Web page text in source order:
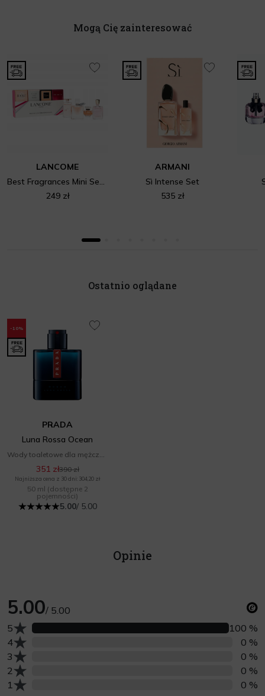
Mogą Cię zainteresować
LANCOME
Best Fragrances Mini Set 4
249 zł
ARMANI
Sì Intense Set
535 zł
Ostatnio oglądane
-10%
PRADA
Luna Rossa Ocean
351 zł390 zł
Najniższa cena z 30 dni: 304,20 zł
50 ml (dostępne 2
pojemności)
5.00/ 5.00
Opinie
5.00/ 5.00
Liczba opinii z oceną
1 0 %
Liczba opinii z oceną
2 0 %
Liczba opinii z oceną
3 0 %
Liczba opinii z oceną
4 0 %
Liczba opinii z oceną
5 100 %